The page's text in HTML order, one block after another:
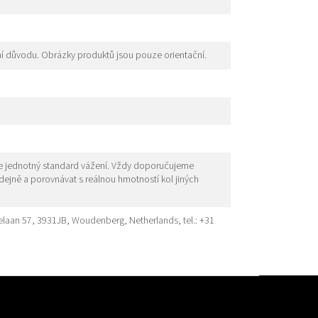
Obrázky produktů jsou pouze orientační.
standard vážení. Vždy doporučujeme
a porovnávat s reálnou hmotností kol jiných
57, 3931JB, Woudenberg, Netherlands, tel.: +31